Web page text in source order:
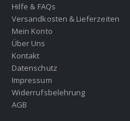
Hilfe & FAQs
Versandkosten & Lieferzeiten
Mein Konto
Über Uns
Kontakt
Datenschutz
Impressum
Widerrufsbelehrung
AGB